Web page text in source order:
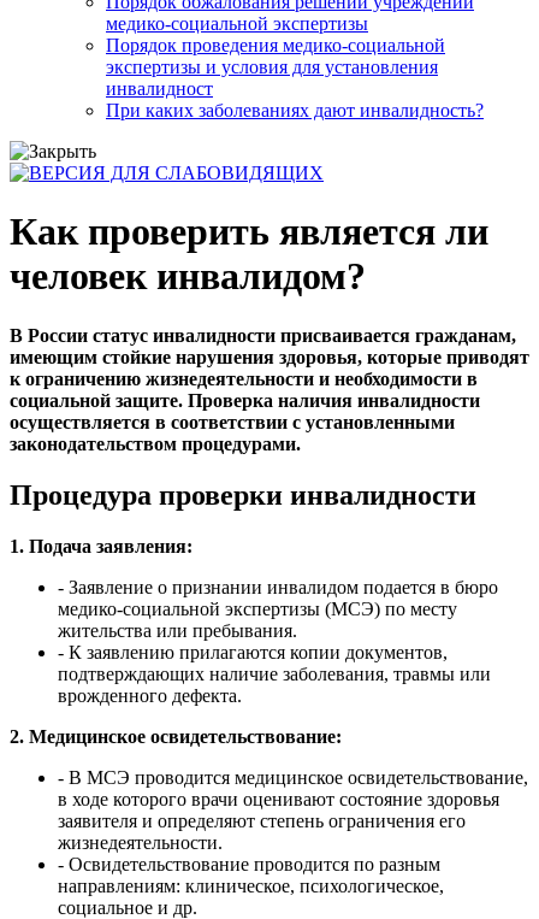
медико-социальной экспертизы
Порядок проведения медико-социальной
экспертизы и условия для установления
инвалидност
При каких заболеваниях дают инвалидность?
Как проверить является ли
человек инвалидом?
В России статус инвалидности присваивается гражданам,
имеющим стойкие нарушения здоровья, которые приводят
к ограничению жизнедеятельности и необходимости в
социальной защите. Проверка наличия инвалидности
осуществляется в соответствии с установленными
законодательством процедурами.
Процедура проверки инвалидности
1. Подача заявления:
- Заявление о признании инвалидом подается в бюро
медико-социальной экспертизы (МСЭ) по месту
жительства или пребывания.
- К заявлению прилагаются копии документов,
подтверждающих наличие заболевания, травмы или
врожденного дефекта.
2. Медицинское освидетельствование:
- В МСЭ проводится медицинское освидетельствование,
в ходе которого врачи оценивают состояние здоровья
заявителя и определяют степень ограничения его
жизнедеятельности.
- Освидетельствование проводится по разным
направлениям: клиническое, психологическое,
социальное и др.